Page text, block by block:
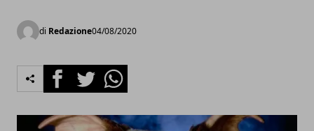
di Redazione04/08/2020
FacebookTwitterWhatsapp